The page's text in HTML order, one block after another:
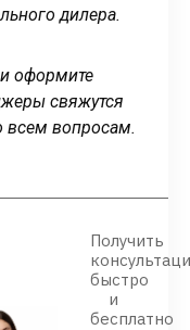
дилера.
оформите
свяжутся
всем вопросам.
Получить
быстро
и
бесплатно